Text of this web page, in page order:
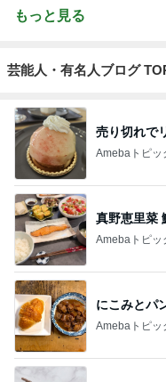
もっと見る
芸能人・有名人ブログ
売り切れで
Amebaトピッ
真野恵里菜
Amebaトピッ
にこみとパ
Amebaトピッ